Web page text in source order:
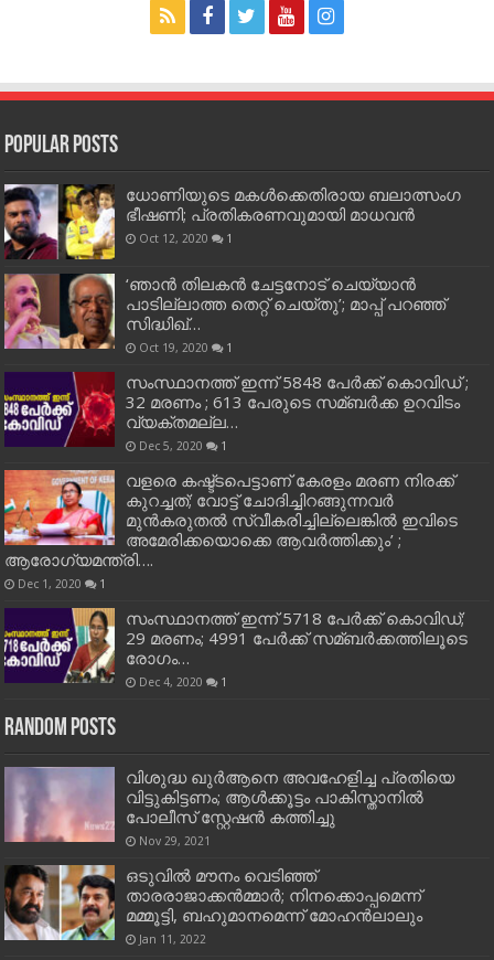
Popular Posts
ധോണിയുടെ മകള്‍ക്കെതിരായ ബലാത്സംഗ
ഭീഷണി; പ്രതികരണവുമായി മാധവന്‍
Oct 12, 2020 1
‘ഞാന്‍ തിലകന്‍ ചേട്ടനോട് ചെയ്യാന്‍
പാടില്ലാത്ത തെറ്റ് ചെയ്തു’; മാപ്പ് പറഞ്ഞ്
സിദ്ധിഖ്…
Oct 19, 2020 1
സംസ്ഥാനത്ത് ഇന്ന് 5848 പേര്‍ക്ക് കൊവി‌ഡ് ;
32 മരണം ; 613 പേരുടെ സമ്ബര്‍ക്ക ഉറവിടം
വ്യക്തമല്ല…
Dec 5, 2020 1
വളരെ കഷ്ട്ടപെട്ടാണ് കേരളം മരണ നിരക്ക്
കുറച്ചത്; വോട്ട് ചോദിച്ചിറങ്ങുന്നവർ
മുൻകരുതൽ സ്വീകരിച്ചില്ലെങ്കിൽ ഇവിടെ
അമേരിക്കയൊക്കെ ആവർത്തിക്കും’ ;
ആരോഗ്യമന്ത്രി….
Dec 1, 2020 1
സംസ്ഥാനത്ത് ഇന്ന് 5718 പേര്‍ക്ക് കൊവിഡ്;
29 മരണം; 4991 പേര്‍ക്ക് സമ്ബര്‍ക്കത്തിലൂടെ
രോഗം…
Dec 4, 2020 1
Random Posts
വിശുദ്ധ ഖുർആനെ അവഹേളിച്ച പ്രതിയെ
വിട്ടുകിട്ടണം; ആൾക്കൂട്ടം പാകിസ്താനിൽ
പോലീസ് സ്റ്റേഷൻ കത്തിച്ചു
Nov 29, 2021
ഒടുവിൽ മൗനം വെടിഞ്ഞ്
താരരാജാക്കൻമ്മാർ; നിനക്കൊപ്പമെന്ന്
മമ്മൂട്ടി, ബഹുമാനമെന്ന് മോഹൻലാലും
Jan 11, 2022